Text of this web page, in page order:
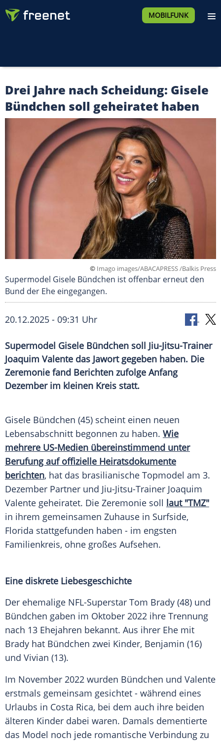
MOBILFUNK
Drei Jahre nach Scheidung: Gisele
Bündchen soll geheiratet haben
© Imago images/ABACAPRESS /Balkis Press
Supermodel Gisele Bündchen ist offenbar erneut den
Bund der Ehe eingegangen.
20.12.2025 - 09:31 Uhr
Supermodel Gisele Bündchen soll Jiu-Jitsu-Trainer
Joaquim Valente das Jawort gegeben haben. Die
Zeremonie fand Berichten zufolge Anfang
Dezember im kleinen Kreis statt.
Gisele Bündchen (45) scheint einen neuen
Lebensabschnitt begonnen zu haben. Wie
mehrere US-Medien übereinstimmend unter
Berufung auf offizielle Heiratsdokumente
berichten, hat das brasilianische Topmodel am 3.
Dezember Partner und Jiu-Jitsu-Trainer Joaquim
Valente geheiratet. Die Zeremonie soll laut "TMZ"
in ihrem gemeinsamen Zuhause in Surfside,
Florida stattgefunden haben - im engsten
Familienkreis, ohne großes Aufsehen.
Eine diskrete Liebesgeschichte
Der ehemalige NFL-Superstar Tom Brady (48) und
Bündchen gaben im Oktober 2022 ihre Trennung
nach 13 Ehejahren bekannt. Aus ihrer Ehe mit
Brady hat Bündchen zwei Kinder, Benjamin (16)
und Vivian (13).
Im November 2022 wurden Bündchen und Valente
erstmals gemeinsam gesichtet - während eines
Urlaubs in Costa Rica, bei dem auch ihre beiden
älteren Kinder dabei waren. Damals dementierte
das Model noch jede romantische Verbindung zu